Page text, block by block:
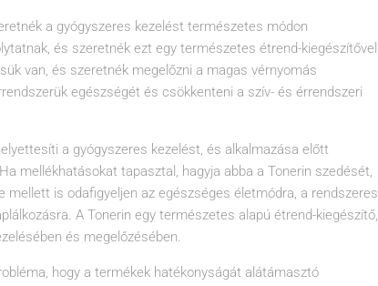
a gyógyszeres kezelést természetes módon
és szeretnék ezt egy természetes étrend-kiegészítővel
van, és szeretnék megelőzni a magas vérnyomás
egészségét és csökkenteni a szív- és érrendszeri
a gyógyszeres kezelést, és alkalmazása előtt
mellékhatásokat tapasztal, hagyja abba a Tonerin szedését,
mellett is odafigyeljen az egészséges életmódra, a rendszeres
A Tonerin egy természetes alapú étrend-kiegészítő,
és megelőzésében.
hogy a termékek hatékonyságát alátámasztó